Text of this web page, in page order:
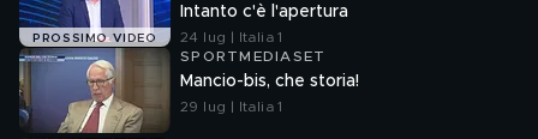
PROSSIMO VIDEO
Intanto c'è l'apertura
24 lug | Italia 1
SPORTMEDIASET
Mancio-bis, che storia!
29 lug | Italia 1